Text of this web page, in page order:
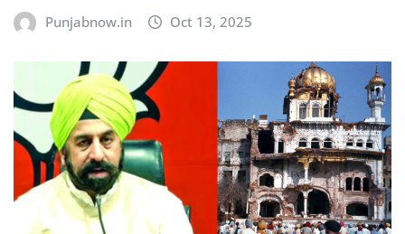
Punjabnow.in Oct 13, 2025